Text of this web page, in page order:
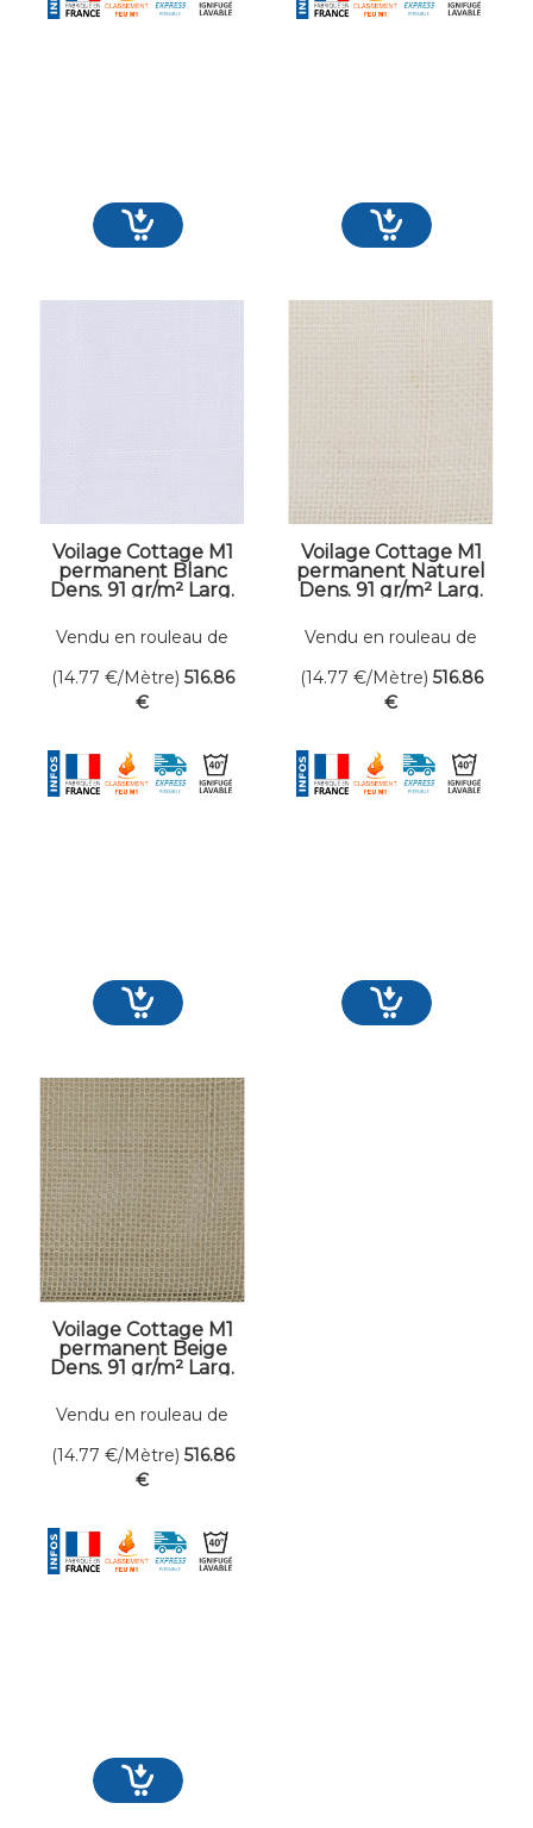
Voilage Cottage M1
permanent Blanc
Dens. 91 gr/m² Larg.
Vendu en rouleau de
(14.77 €/Mètre) 516.86
€
Voilage Cottage M1
permanent Naturel
Dens. 91 gr/m² Larg.
Vendu en rouleau de
(14.77 €/Mètre) 516.86
€
Voilage Cottage M1
permanent Beige
Dens. 91 gr/m² Larg.
Vendu en rouleau de
(14.77 €/Mètre) 516.86
€